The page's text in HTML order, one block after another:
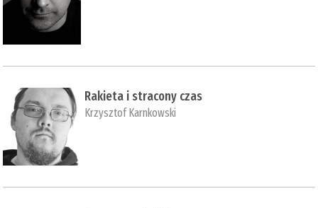
Rakieta i stracony czas
Krzysztof Karnkowski